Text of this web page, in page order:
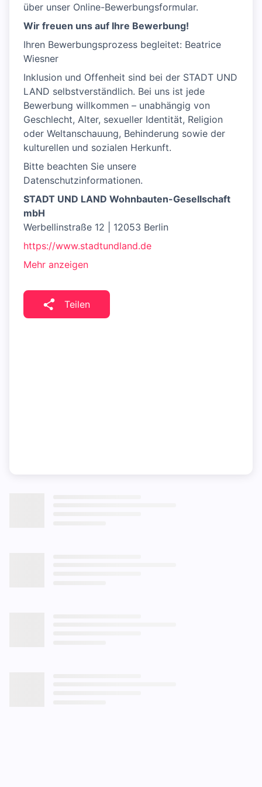
über unser Online-Bewerbungsformular.
Wir freuen uns auf Ihre Bewerbung!
Ihren Bewerbungsprozess begleitet: Beatrice
Wiesner
Inklusion und Offenheit sind bei der STADT UND
LAND selbstverständlich. Bei uns ist jede
Bewerbung willkommen – unabhängig von
Geschlecht, Alter, sexueller Identität, Religion
oder Weltanschauung, Behinderung sowie der
kulturellen und sozialen Herkunft.
Bitte beachten Sie unsere
Datenschutzinformationen.
STADT UND LAND Wohnbauten-Gesellschaft
mbH
Werbellinstraße 12 | 12053 Berlin
https://www.stadtundland.de
Mehr anzeigen
Teilen